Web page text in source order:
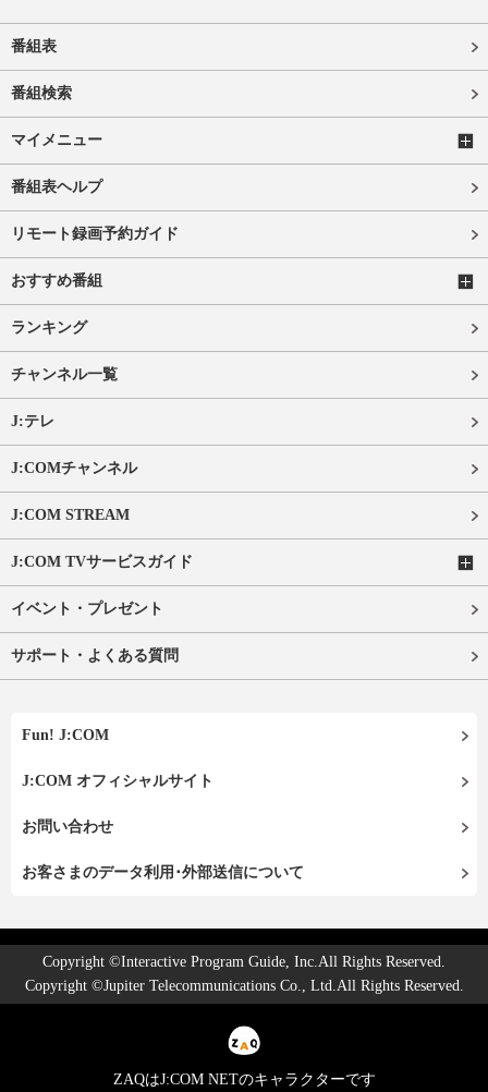
番組表
番組検索
マイメニュー
番組表ヘルプ
リモート録画予約ガイド
おすすめ番組
ランキング
チャンネル一覧
J:テレ
J:COMチャンネル
J:COM STREAM
J:COM TVサービスガイド
イベント・プレゼント
サポート・よくある質問
Fun! J:COM
J:COM オフィシャルサイト
お問い合わせ
お客さまのデータ利用･外部送信について
Copyright ©Interactive Program Guide, Inc.All Rights Reserved.
Copyright ©Jupiter Telecommunications Co., Ltd.All Rights Reserved.
ZAQはJ:COM NETのキャラクターです